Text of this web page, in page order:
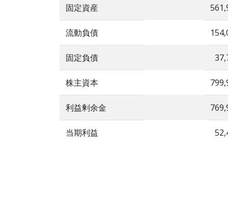
固定資産
流動負債
固定負債
株主資本
利益剰余金
当期利益